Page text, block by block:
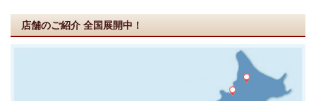
店舗のご紹介 全国展開中！